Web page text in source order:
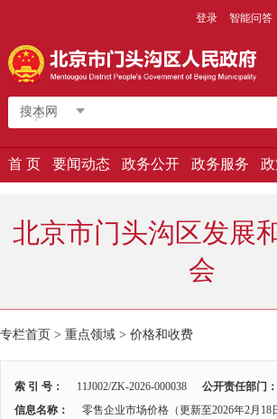
登录 智能问答
搜本网
首 页 要闻动态 政务公开 政务服务
北京市门头沟区发展
会
专栏首页 > 重点领域 > 价格和收费
索 引 号： 11J002/ZK-2026-000038 公开责任部门：
信息名称：
零售企业市场价格（更新至2026年2月18